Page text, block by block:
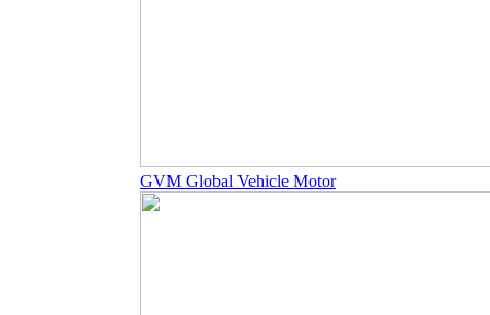
GVM Global Vehicle Motor